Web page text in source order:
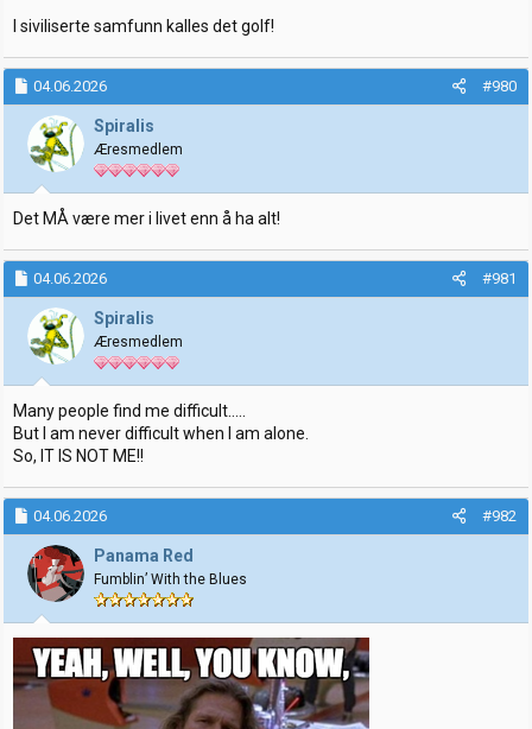
I siviliserte samfunn kalles det golf!
04.06.2026 #980
Spiralis
Æresmedlem
Det MÅ være mer i livet enn å ha alt!
04.06.2026 #981
Spiralis
Æresmedlem
Many people find me difficult.....
But I am never difficult when I am alone.
So, IT IS NOT ME!!
04.06.2026 #982
Panama Red
Fumblin’ With the Blues